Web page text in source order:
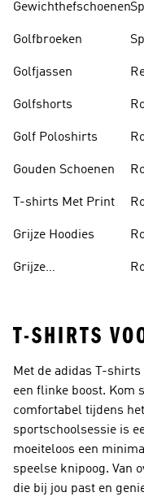
Gewichthefschoenen
Golfbroeken
Golfjassen
Golfshorts
Golf Poloshirts
Gouden Schoenen
T-shirts Met Print
Grijze Hoodies
Grijze
T-SHIRTS
Met de adidas T-
een flinke boost. Kom
comfortabel tijdens
sportschoolsessie is
moeiteloos een
speelse knipoog. Van
die bij jou past en